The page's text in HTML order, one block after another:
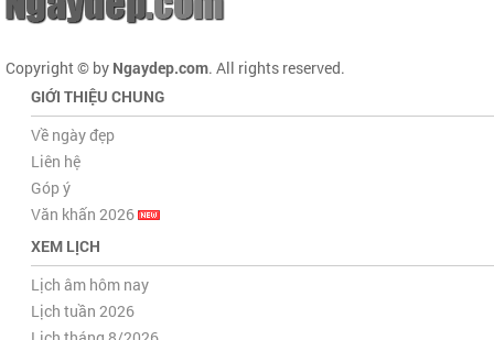
Copyright © by Ngaydep.com. All rights reserved.
GIỚI THIỆU CHUNG
Về ngày đẹp
Liên hệ
Góp ý
Văn khấn 2026
XEM LỊCH
Lịch âm hôm nay
Lịch tuần 2026